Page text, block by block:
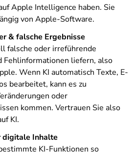
Apple Intelligence haben. Sie
von Apple-Software.
& falsche Ergebnisse
falsche oder irreführende
Fehlinformationen liefern, also
Wenn KI automatisch Texte, E-
bearbeitet, kann es zu
oder
kommen. Vertrauen Sie also
KI.
digitale Inhalte
KI-Funktionen so